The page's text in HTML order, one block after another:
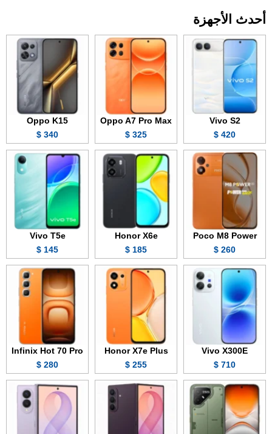
أحدث الأجهزة
Vivo S2
420 $
Oppo A7 Pro Max
325 $
Oppo K15
340 $
Poco M8 Power
260 $
Honor X6e
185 $
Vivo T5e
145 $
Vivo X300E
710 $
Honor X7e Plus
255 $
Infinix Hot 70 Pro
280 $